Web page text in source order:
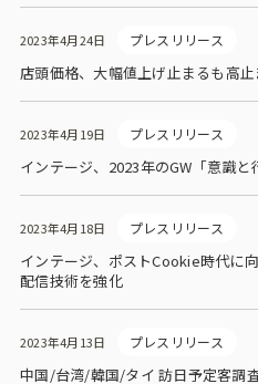
沿革
多様性・ダイバーシティへ
ニュース・メディア掲載
アンケートモニター
2023年4月24日 プレスリリース
店頭価格、大幅値上げ止まるも高
2023年4月19日 プレスリリース
インテージ、2023年のGW「意識と
2023年4月18日 プレスリリース
インテージ、ポストCookie時代に
配信技術を強化
2023年4月13日 プレスリリース
中国/台湾/韓国/タイ 訪日予定客調